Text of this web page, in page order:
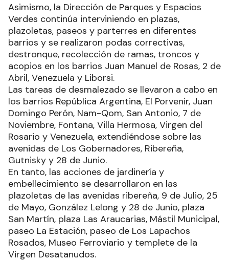
Asimismo, la Dirección de Parques y Espacios
Verdes continúa interviniendo en plazas,
plazoletas, paseos y parterres en diferentes
barrios y se realizaron podas correctivas,
destronque, recolección de ramas, troncos y
acopios en los barrios Juan Manuel de Rosas, 2 de
Abril, Venezuela y Liborsi.
Las tareas de desmalezado se llevaron a cabo en
los barrios República Argentina, El Porvenir, Juan
Domingo Perón, Nam-Qom, San Antonio, 7 de
Noviembre, Fontana, Villa Hermosa, Virgen del
Rosario y Venezuela, extendiéndose sobre las
avenidas de Los Gobernadores, Ribereña,
Gutnisky y 28 de Junio.
En tanto, las acciones de jardinería y
embellecimiento se desarrollaron en las
plazoletas de las avenidas ribereña, 9 de Julio, 25
de Mayo, González Lelong y 28 de Junio, plaza
San Martín, plaza Las Araucarias, Mástil Municipal,
paseo La Estación, paseo de Los Lapachos
Rosados, Museo Ferroviario y templete de la
Virgen Desatanudos.